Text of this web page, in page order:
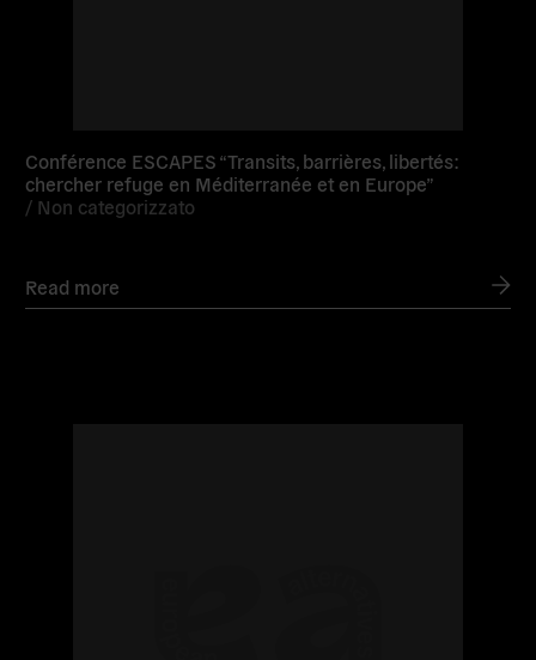
Conférence ESCAPES “Transits, barrières, libertés:
chercher refuge en Méditerranée et en Europe”
/ Non categorizzato
Read more